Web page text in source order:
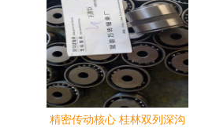
精密传动核心 桂林双列深沟